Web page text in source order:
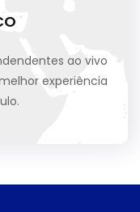
ao vivo
experiência